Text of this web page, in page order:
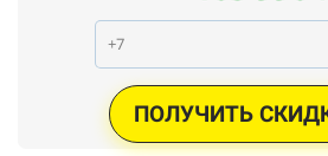
ПОЛУЧИТЬ